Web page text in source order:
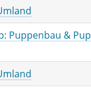
Puppenbau &